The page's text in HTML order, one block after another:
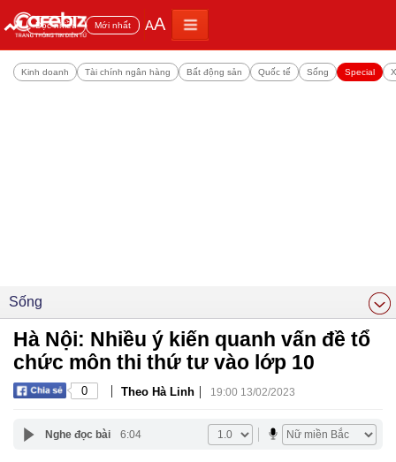
Đọc nhiều Mới nhất AA
Kinh doanh Tài chính ngân hàng Bất động sản Quốc tế Sống Special
Sống
Hà Nội: Nhiều ý kiến quanh vấn đề tổ
chức môn thi thứ tư vào lớp 10
0 | Theo Hà Linh | 19:00 13/02/2023
Nghe đọc bài 6:04